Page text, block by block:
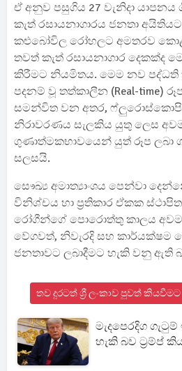
ඒ අනුව පසුගිය 27 වැනිදා
කැත් රසායනාගාරය ජනතා
කළුබෝවිල රෝහලට අමතරව
තවත් කැත් රසායනාගාර දෙකක්ද
කිරීමට නියමිතය. මෙම නව පද්ධති
පදනම් වූ තත්කාලීන (Real-
සමන්විත වන අතර,
නිරාවරණය සැලකිය යුතු ලෙස
ගුණාත්මකභාවයෙන් යුත් රූප ලබා
සලසයි.
සෞඛ්‍ය අමාත්‍යාංශය පෙන්වා
විනිශ්චය හා ප්‍රතිකාර ඒකක
රෝගීන්ගේ පොරොත්තු කාලය
වේගවත්, නිවැරදි සහ කාර්යක්ෂම
ජනතාවට ලබාදීමට හැකි වනු ඇති
තව දුරටත් ශ්‍රී ලංකාව පුවත්
මැදපෙරදිග
හැකි බව ට්‍රම්ප්